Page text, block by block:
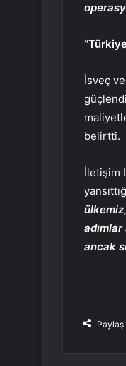
İsveç
belirtti.
İletişim
ancak
Paylaş